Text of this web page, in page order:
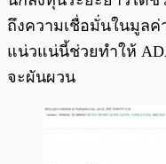
ถึงความเชื่อมั่นในมูลค่
แน่วแน่นี้ช่วยทำให้
จะผันผวน